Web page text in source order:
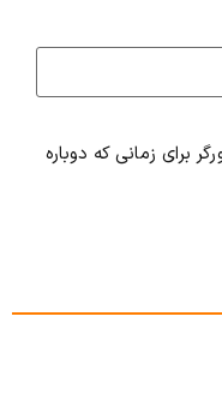
برای زمانی که دوباره